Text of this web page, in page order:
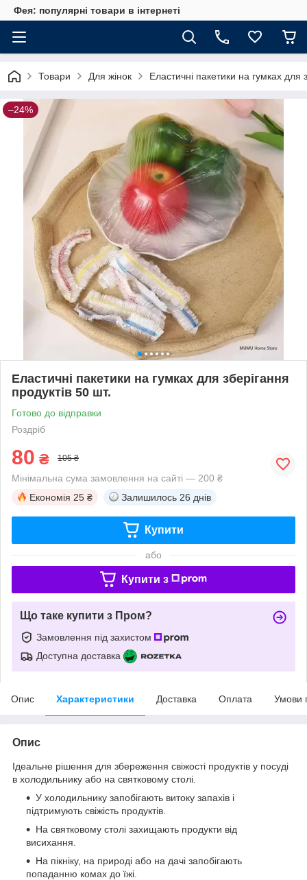
Фея: популярні товари в інтернеті
Товари Для жінок Еластичні пакетики на гумках для
–24%
Еластичні пакетики на гумках для зберігання
продуктів 50 шт.
Готово до відправки
Роздріб
80 ₴ 105 ₴
Мінімальна сума замовлення на сайті — 200 ₴
Економія 25 ₴ Залишилось 26 днів
Купити
або
Купити з
Що таке купити з Пром?
Замовлення під захистом
Доступна доставка
Опис Характеристики Доставка Оплата Умови
Опис
Ідеальне рішення для збереження свіжості продуктів у посуді
в холодильнику або на святковому столі.
У холодильнику запобігають витоку запахів і
підтримують свіжість продуктів.
На святковому столі захищають продукти від
висихання.
На пікніку, на природі або на дачі запобігають
попаданню комах до їжі.